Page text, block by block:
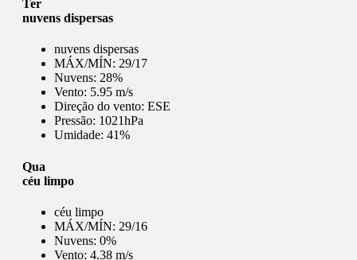
Ter
nuvens dispersas
nuvens dispersas
MÁX/MÍN: 29/17
Nuvens: 28%
Vento: 5.95 m/s
Direção do vento: ESE
Pressão: 1021hPa
Umidade: 41%
Qua
céu limpo
céu limpo
MÁX/MÍN: 29/16
Nuvens: 0%
Vento: 4.38 m/s